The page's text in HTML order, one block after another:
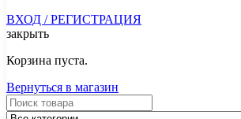
ВХОД / РЕГИСТРАЦИЯ
закрыть
Корзина пуста.
Вернуться в магазин